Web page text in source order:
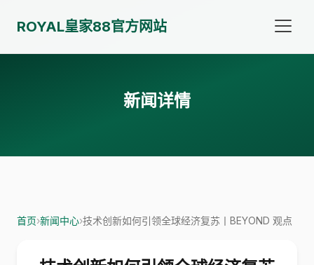
ROYAL皇家88官方网站
新闻详情
首页›新闻中心›技术创新如何引领全球经济复苏丨BEYOND 观点